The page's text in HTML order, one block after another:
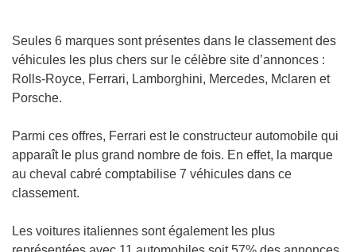
Seules 6 marques sont présentes dans le classement des
véhicules les plus chers sur le célèbre site d’annonces :
Rolls-Royce, Ferrari, Lamborghini, Mercedes, Mclaren et
Porsche.
Parmi ces offres, Ferrari est le constructeur automobile qui
apparaît le plus grand nombre de fois. En effet, la marque
au cheval cabré comptabilise 7 véhicules dans ce
classement.
Les voitures italiennes sont également les plus